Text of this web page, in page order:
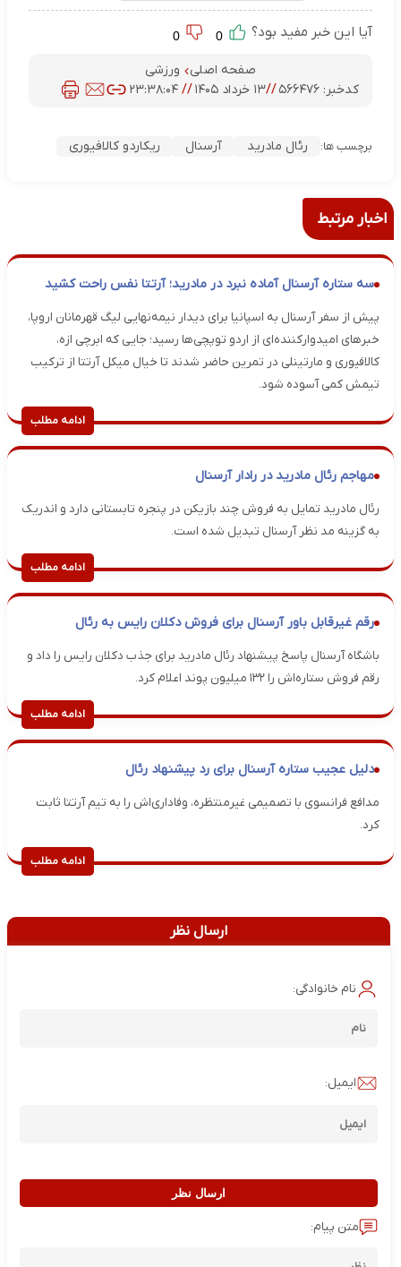
آیا این خبر مفید بود؟
صفحه اصلی
ورزشی
کدخبر:۵۶۶۴۷۶ //۱۳ خرداد ۱۴۰۵ //۲۳:۳۸:۰۴
برچسب ها: رئال مادرید آرسنال ریکاردو کالافیوری
اخبار مرتبط
سه ستاره آرسنال آماده نبرد در مادرید؛ آرتتا نفس راحت کشید
پیش از سفر آرسنال به اسپانیا برای دیدار نیمه‌نهایی لیگ قهرمانان اروپا،
خبرهای امیدوارکننده‌ای از اردو توپچی‌ها رسید؛ جایی که ابرچی ازه،
کالافیوری و مارتینلی در تمرین حاضر شدند تا خیال میکل آرتتا از ترکیب
تیمش کمی آسوده شود.
ادامه مطلب
مهاجم رئال مادرید در رادار آرسنال
رئال مادرید تمایل به فروش چند بازیکن در پنجره تابستانی دارد و اندریک
به گزینه مد نظر آرسنال تبدیل شده است.
ادامه مطلب
رقم غیرقابل باور آرسنال برای فروش دکلان رایس به رئال
باشگاه آرسنال پاسخ پیشنهاد رئال مادرید برای جذب دکلان رایس را داد و
رقم فروش ستاره‌اش را ۱۳۲ میلیون پوند اعلام کرد.
ادامه مطلب
دلیل عجیب ستاره آرسنال برای رد پیشنهاد رئال
مدافع فرانسوی با تصمیمی غیرمنتظره، وفاداری‌اش را به تیم آرتتا ثابت
کرد.
ادامه مطلب
ارسال نظر
نام خانوادگی:
ایمیل:
ارسال نظر
متن پیام: